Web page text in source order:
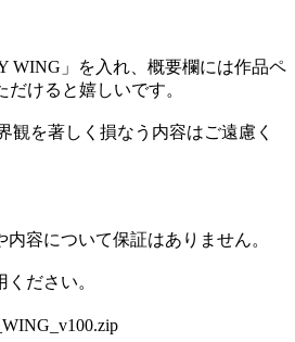
WING」を入れ、概要欄には作品ペ
けると嬉しいです。
観を著しく損なう内容はご遠慮く
容について保証はありません。
ださい。